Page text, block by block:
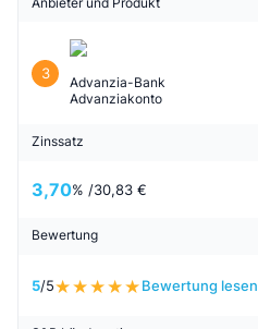
3
Advanzia-Bank
Advanziakonto
Zinssatz
3,70% /30,83 €
Bewertung
5/5 Bewertung lesen